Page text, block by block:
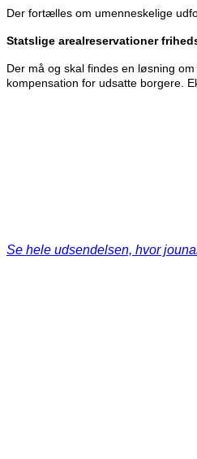
Der fortælles om umenneskelige
Statslige arealreservationer
Der må og skal findes en løsning
kompensation for udsatte borgere.
Se hele udsendelsen, hvor